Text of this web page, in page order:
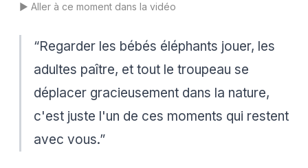
▶️ Aller à ce moment dans la vidéo
“Regarder les bébés éléphants jouer, les
adultes paître, et tout le troupeau se
déplacer gracieusement dans la nature,
c'est juste l'un de ces moments qui restent
avec vous.”